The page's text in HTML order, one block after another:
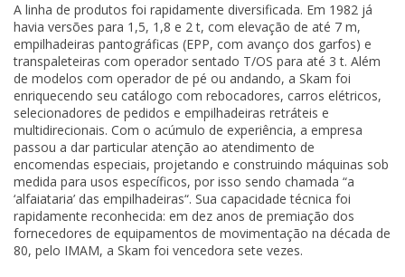
A linha de produtos foi rapidamente diversificada. Em 1982 já
havia versões para 1,5, 1,8 e 2 t, com elevação de até 7 m,
empilhadeiras pantográficas (EPP, com avanço dos garfos) e
transpaleteiras com operador sentado T/OS para até 3 t. Além
de modelos com operador de pé ou andando, a Skam foi
enriquecendo seu catálogo com rebocadores, carros elétricos,
selecionadores de pedidos e empilhadeiras retráteis e
multidirecionais. Com o acúmulo de experiência, a empresa
passou a dar particular atenção ao atendimento de
encomendas especiais, projetando e construindo máquinas sob
medida para usos específicos, por isso sendo chamada “a
‘alfaiataria’ das empilhadeiras“. Sua capacidade técnica foi
rapidamente reconhecida: em dez anos de premiação dos
fornecedores de equipamentos de movimentação na década de
80, pelo IMAM, a Skam foi vencedora sete vezes.